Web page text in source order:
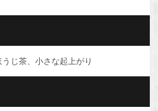
じ茶、小さな起上がり